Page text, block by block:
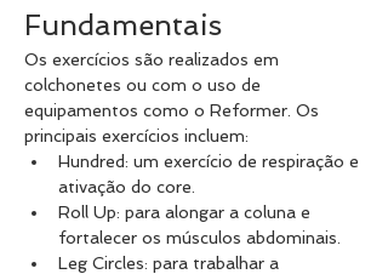
Fundamentais
Os exercícios são realizados em
colchonetes ou com o uso de
equipamentos como o Reformer. Os
principais exercícios incluem:
Hundred: um exercício de respiração e
ativação do core.
Roll Up: para alongar a coluna e
fortalecer os músculos abdominais.
Leg Circles: para trabalhar a